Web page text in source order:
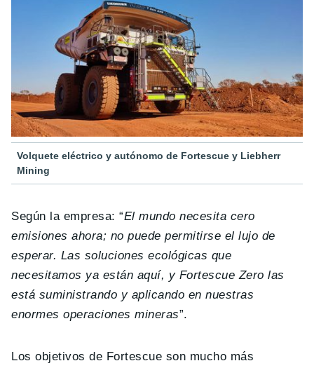
Volquete eléctrico y autónomo de Fortescue y Liebherr
Mining
Según la empresa: “El mundo necesita cero
emisiones ahora; no puede permitirse el lujo de
esperar. Las soluciones ecológicas que
necesitamos ya están aquí, y Fortescue Zero las
está suministrando y aplicando en nuestras
enormes operaciones mineras”.
Los objetivos de Fortescue son mucho más